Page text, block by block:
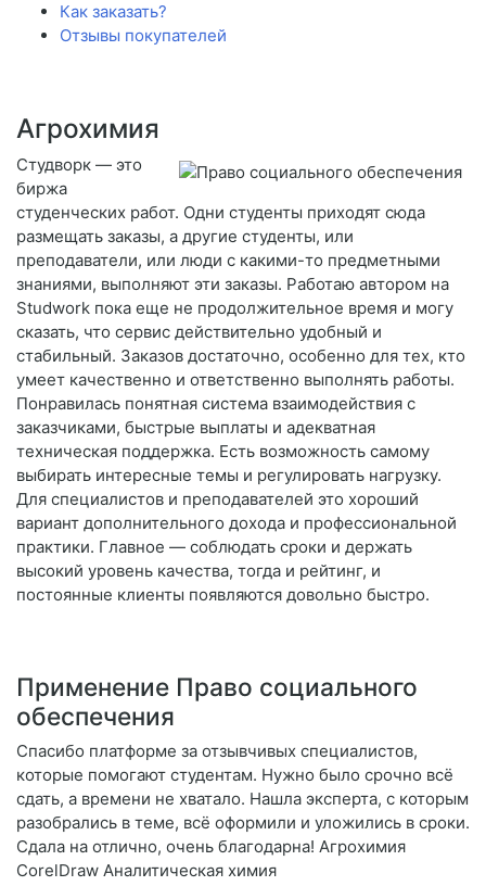
Как заказать?
Отзывы покупателей
Агрохимия
Студворк — это
биржа
студенческих работ. Одни студенты приходят сюда
размещать заказы, а другие студенты, или
преподаватели, или люди с какими-то предметными
знаниями, выполняют эти заказы. Работаю автором на
Studwork пока еще не продолжительное время и могу
сказать, что сервис действительно удобный и
стабильный. Заказов достаточно, особенно для тех, кто
умеет качественно и ответственно выполнять работы.
Понравилась понятная система взаимодействия с
заказчиками, быстрые выплаты и адекватная
техническая поддержка. Есть возможность самому
выбирать интересные темы и регулировать нагрузку.
Для специалистов и преподавателей это хороший
вариант дополнительного дохода и профессиональной
практики. Главное — соблюдать сроки и держать
высокий уровень качества, тогда и рейтинг, и
постоянные клиенты появляются довольно быстро.
Применение Право социального
обеспечения
Спасибо платформе за отзывчивых специалистов,
которые помогают студентам. Нужно было срочно всё
сдать, а времени не хватало. Нашла эксперта, с которым
разобрались в теме, всё оформили и уложились в сроки.
Сдала на отлично, очень благодарна! Агрохимия
CorelDraw Аналитическая химия